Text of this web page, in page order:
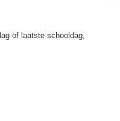
of laatste schooldag,